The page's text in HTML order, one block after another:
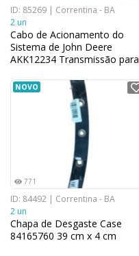
ID: 85269 | Correntina - BA
2 un
Cabo de Acionamento do
Sistema de John Deere
AKK12234 Transmissão para
21,336 cm
NOVO
771
ID: 84492 | Correntina - BA
2 un
Chapa de Desgaste Case
84165760 39 cm x 4 cm